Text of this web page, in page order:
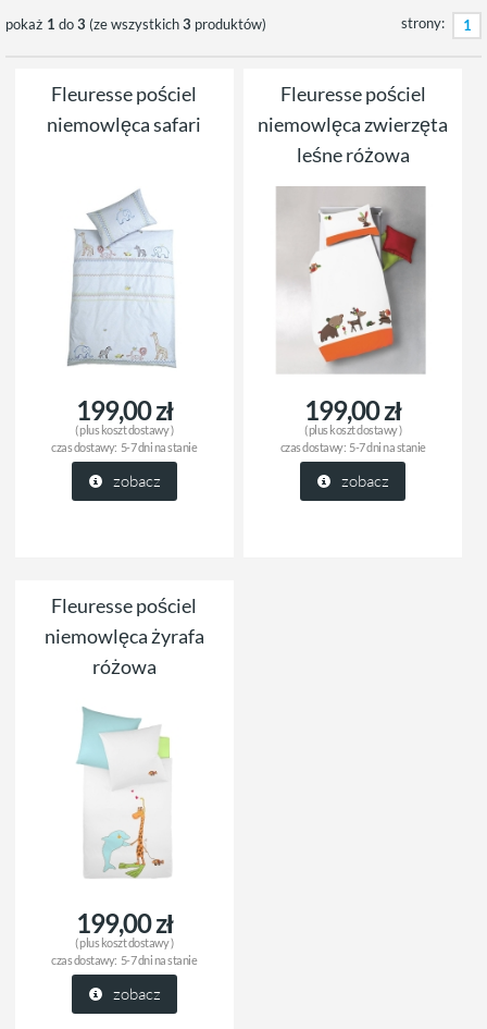
pokaż 1 do3 (ze wszystkich3 produktów) strony: 1
Fleuresse pościel
niemowlęca safari
199,00 zł
( plus koszt dostawy)
czas dostawy: 5-7 dni na stanie
zobacz
Fleuresse pościel
niemowlęca zwierzęta
leśne różowa
199,00 zł
( plus koszt dostawy)
czas dostawy: 5-7 dni na stanie
zobacz
Fleuresse pościel
niemowlęca żyrafa
różowa
199,00 zł
( pluskoszt dostawy)
czas dostawy: 5-7 dni na stanie
zobacz